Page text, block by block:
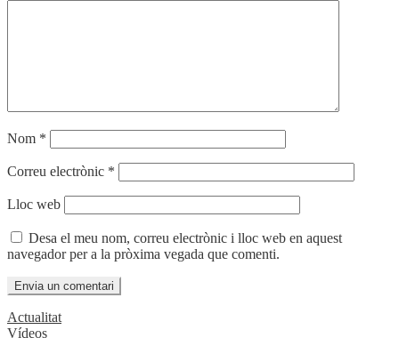
Nom *
Correu electrònic *
Lloc web
Desa el meu nom, correu electrònic i lloc web en aquest
navegador per a la pròxima vegada que comenti.
Actualitat
Vídeos